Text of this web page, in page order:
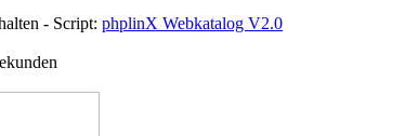
- Script: phplinX Webkatalog V2.0